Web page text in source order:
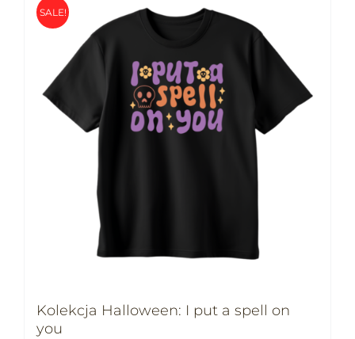
SALE!
Kolekcja Halloween: I put a spell on
you